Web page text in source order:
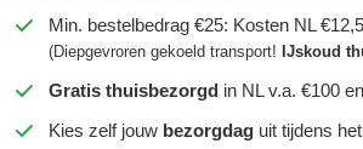
Min. bestelbedrag €25: Kosten NL
(Diepgevroren gekoeld transport! IJskoud
Gratis thuisbezorgd in NL v.a. €100
Kies zelf jouw bezorgdag uit tijdens